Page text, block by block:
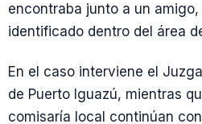
encontraba junto a un
identificado dentro del área
En el caso interviene el
de Puerto Iguazú, mientras
comisaría local continúan